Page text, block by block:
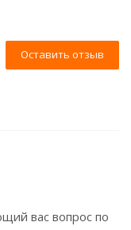
Оставить отзыв
вас вопрос по